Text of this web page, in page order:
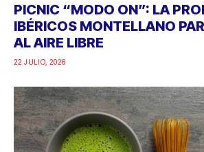
PICNIC “MODO ON”: LA
IBÉRICOS MONTELLANO
AL AIRE LIBRE
22 JULIO, 2026